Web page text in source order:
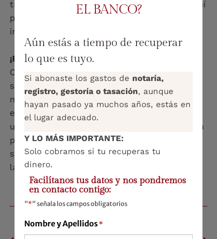
trabajar con propósito y en equipo. Estoy aquí
para aprender día a día y aportar un valor
inigualable. Vamos a crecer juntos.»
¡Bienvenida al equipo, Lora!
Confiamos en que tu talento será clave para
seguir ofreciendo un servicio de excelencia,
marcando un antes y un después en la
experiencia de nuestros clientes. Gracias por
unirte a esta familia que sigue avanzando con
pasión, compromiso y la mirada puesta
siempre en lo que verdaderamente importa:
las personas.
ANTERIOR SIGUIENTE
EL BANCO?
Aún estás a tiempo de recuperar
lo que es tuyo.
Si abonaste los gastos de notaría,
registro, gestoría o tasación, aunque
hayan pasado ya muchos años, estás en
el lugar adecuado.
Y LO MÁS IMPORTANTE:
Solo cobramos si tu recuperas tu
dinero.
Facilítanos tus datos y nos pondremos
en contacto contigo:
"*" señala los campos obligatorios
Nombre y Apellidos*